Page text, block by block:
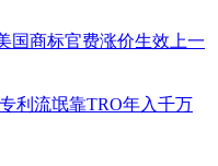
国商标官费涨价生效 上一
利流氓靠TRO年入千万